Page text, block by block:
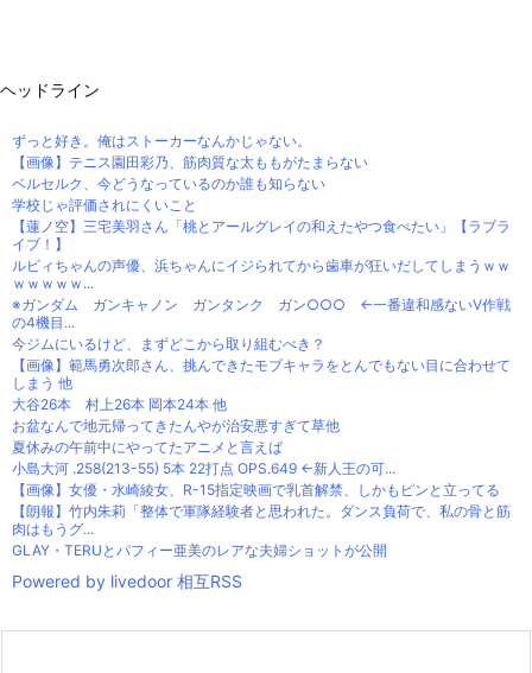
ヘッドライン
ずっと好き。俺はストーカーなんかじゃない。
【画像】テニス園田彩乃、筋肉質な太ももがたまらない
ベルセルク、今どうなっているのか誰も知らない
学校じゃ評価されにくいこと
【蓮ノ空】三宅美羽さん「桃とアールグレイの和えたやつ食べたい」【ラブラ
イブ！】
ルビィちゃんの声優、浜ちゃんにイジられてから歯車が狂いだしてしまうｗｗ
ｗｗｗｗｗ...
※ガンダム ガンキャノン ガンタンク ガン○○○ ←一番違和感ないV作戦
の4機目...
今ジムにいるけど、まずどこから取り組むべき？
【画像】範馬勇次郎さん、挑んできたモブキャラをとんでもない目に合わせて
しまう 他
大谷26本 村上26本 岡本24本 他
お盆なんで地元帰ってきたんやが治安悪すぎて草他
夏休みの午前中にやってたアニメと言えば
小島大河 .258(213-55) 5本 22打点 OPS.649 ←新人王の可...
【画像】女優・水崎綾女、R-15指定映画で乳首解禁、しかもピンと立ってる
【朗報】竹内朱莉「整体で軍隊経験者と思われた。ダンス負荷で、私の骨と筋
肉はもうグ...
GLAY・TERUとパフィー亜美のレアな夫婦ショットが公開
Powered by livedoor 相互RSS